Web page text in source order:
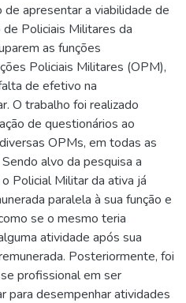
apresentar a viabilidade de
Policiais Militares da
as funções
Policiais Militares (OPM),
de efetivo na
O trabalho foi realizado
de questionários ao
OPMs, em todas as
alvo da pesquisa a
Policial Militar da ativa já
paralela à sua função e
se o mesmo teria
atividade após sua
Posteriormente, foi
profissional em ser
para desempenhar atividades